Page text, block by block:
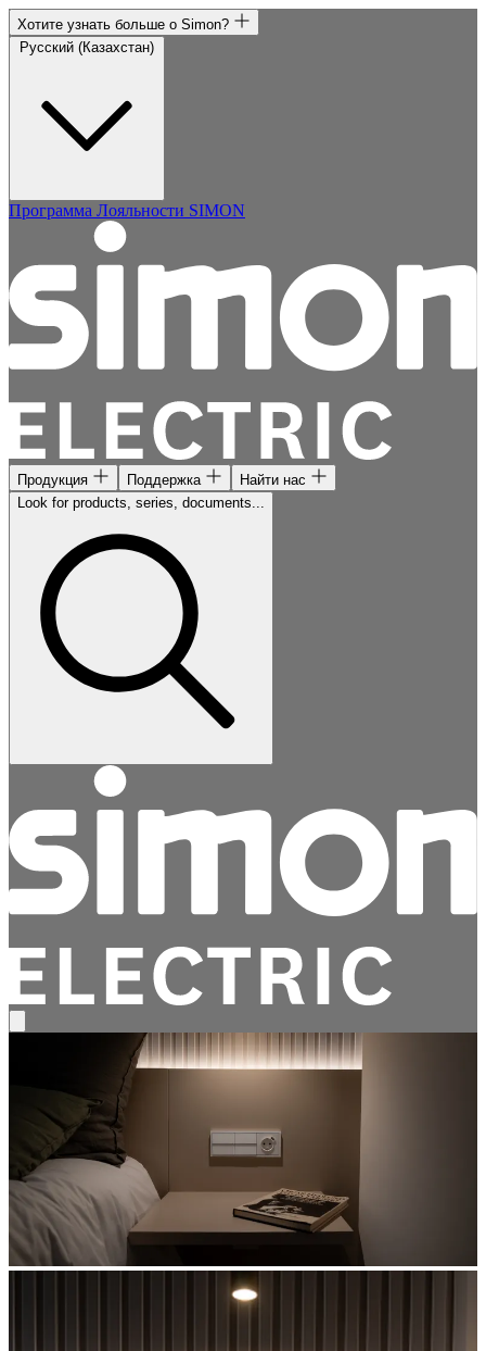
Хотите узнать больше о Simon?
Программа Лояльности SIMON
Продукция Поддержка
Найти нас
Look for products, series, documents...